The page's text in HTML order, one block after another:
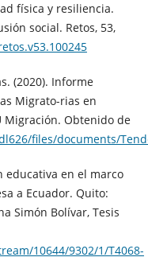
física y resiliencia.
social. Retos, 53,
(2020). Informe
Migrato-rias en
Migración. Obtenido de
files/documents/
educativa en el marco
a Ecuador. Quito:
Simón Bolívar, Tesis
10644/9302/1/T4068-